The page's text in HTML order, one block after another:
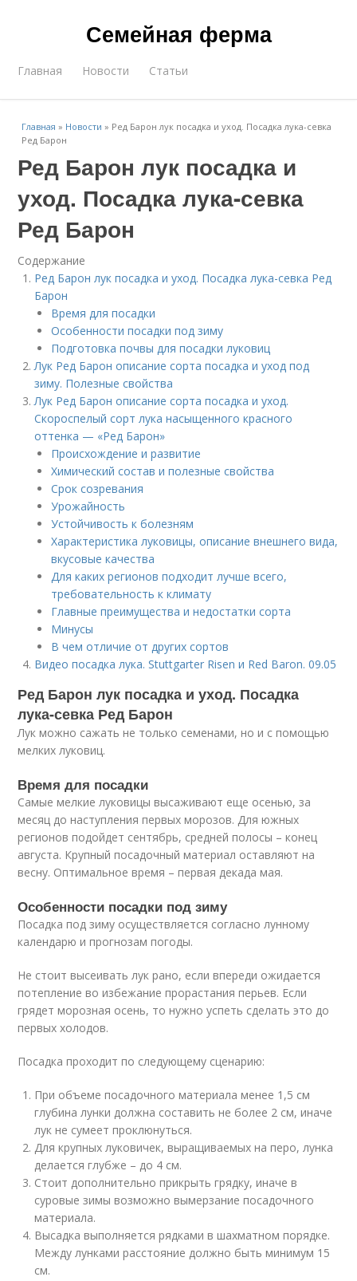
Семейная ферма
Главная Новости Статьи
Главная » Новости » Ред Барон лук посадка и уход. Посадка лука-севка
Ред Барон
Ред Барон лук посадка и
уход. Посадка лука-севка
Ред Барон
Содержание
Ред Барон лук посадка и уход. Посадка лука-севка Ред
Барон
Время для посадки
Особенности посадки под зиму
Подготовка почвы для посадки луковиц
Лук Ред Барон описание сорта посадка и уход под
зиму. Полезные свойства
Лук Ред Барон описание сорта посадка и уход.
Скороспелый сорт лука насыщенного красного
оттенка — «Ред Барон»
Происхождение и развитие
Химический состав и полезные свойства
Срок созревания
Урожайность
Устойчивость к болезням
Характеристика луковицы, описание внешнего вида,
вкусовые качества
Для каких регионов подходит лучше всего,
требовательность к климату
Главные преимущества и недостатки сорта
Минусы
В чем отличие от других сортов
Видео посадка лука. Stuttgarter Risen и Red Baron. 09.05
Ред Барон лук посадка и уход. Посадка
лука-севка Ред Барон
Лук можно сажать не только семенами, но и с помощью
мелких луковиц.
Время для посадки
Самые мелкие луковицы высаживают еще осенью, за
месяц до наступления первых морозов. Для южных
регионов подойдет сентябрь, средней полосы – конец
августа. Крупный посадочный материал оставляют на
весну. Оптимальное время – первая декада мая.
Особенности посадки под зиму
Посадка под зиму осуществляется согласно лунному
календарю и прогнозам погоды.
Не стоит высеивать лук рано, если впереди ожидается
потепление во избежание прорастания перьев. Если
грядет морозная осень, то нужно успеть сделать это до
первых холодов.
Посадка проходит по следующему сценарию:
При объеме посадочного материала менее 1,5 см
глубина лунки должна составить не более 2 см, иначе
лук не сумеет проклюнуться.
Для крупных луковичек, выращиваемых на перо, лунка
делается глубже – до 4 см.
Стоит дополнительно прикрыть грядку, иначе в
суровые зимы возможно вымерзание посадочного
материала.
Высадка выполняется рядками в шахматном порядке.
Между лунками расстояние должно быть минимум 15
см.